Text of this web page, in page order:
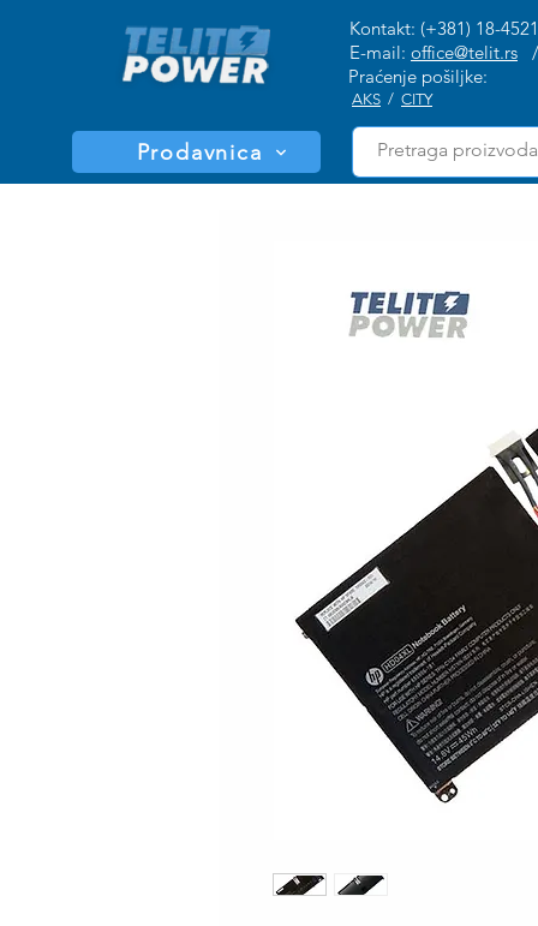
Kontakt: (+381) 18-
E-mail: office@telit.rs /
Praćenje pošiljke:
AKS / CITY
Prodavnica